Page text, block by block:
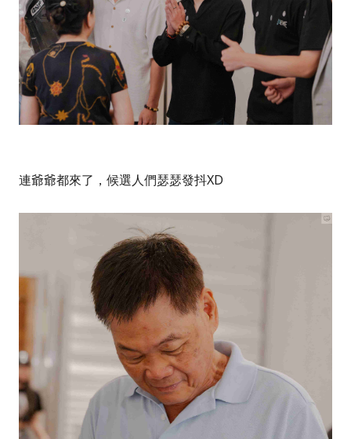
連爺爺都來了，候選人們瑟瑟發抖XD